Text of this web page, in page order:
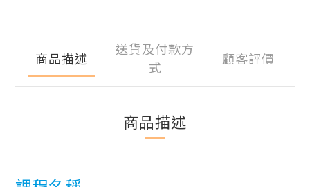
商品描述
送貨及付款方
式
顧客評價
商品描述